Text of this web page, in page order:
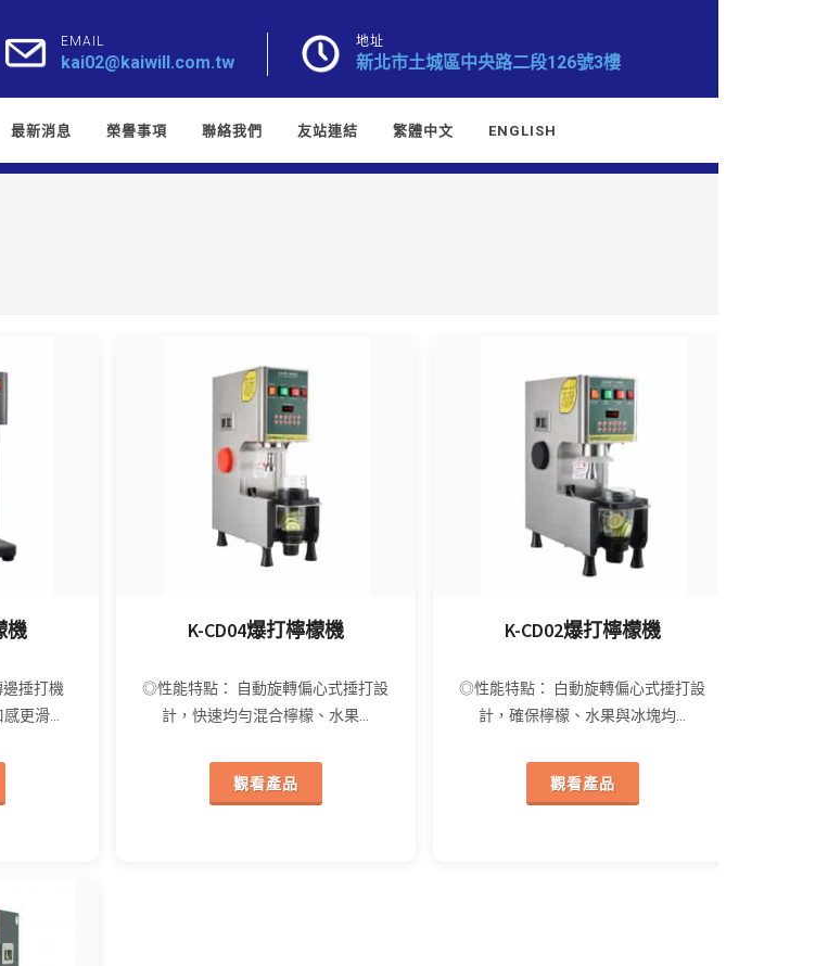
EMAIL
kai02@kaiwill.com.tw
地址
新北市土城區中央路二段126號3樓
最新消息 榮譽事項 聯絡我們 友站連結 繁體中文 ENGLISH
機
捶打機
更滑...
K-CD04爆打檸檬機
◎性能特點： 自動旋轉偏心式捶打設
計，快速均勻混合檸檬、水果...
觀看產品
K-CD02爆打檸檬機
◎性能特點： 白動旋轉偏心式捶打設
計，確保檸檬、水果與冰塊均...
觀看產品